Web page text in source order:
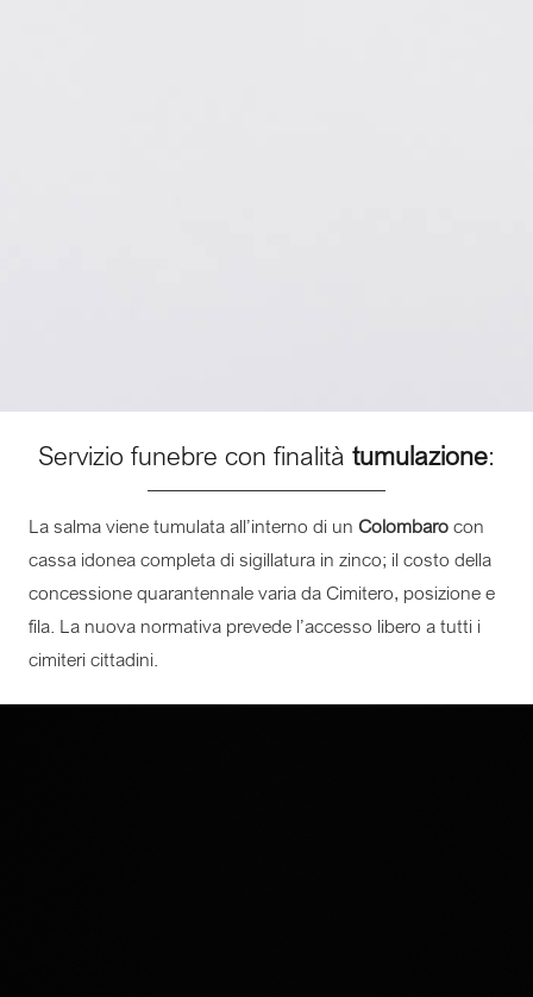
Servizio funebre con finalità tumulazione:
La salma viene tumulata all’interno di un Colombaro con
cassa idonea completa di sigillatura in zinco; il costo della
concessione quarantennale varia da Cimitero, posizione e
fila. La nuova normativa prevede l’accesso libero a tutti i
cimiteri cittadini.